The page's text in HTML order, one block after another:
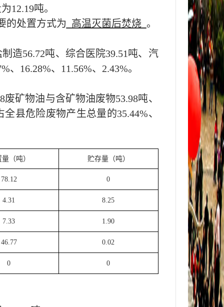
12.19吨。
的处置方式为 高温灭菌后焚烧 。
造56.72吨、 综合医院39.51吨、 汽
%、 16.28%、 11.56%、 2.43%。
废矿物油与含矿物油废物53.98吨、
全县危险废物产生总量的35.44%、
（吨） 贮存量（吨）
78.12 0
4.31 8.25
7.33 1.90
46.77 0.02
0 0